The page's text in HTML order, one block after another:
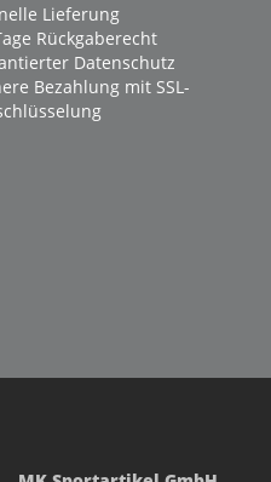
Lieferung
Rückgaberecht
Datenschutz
Bezahlung mit SSL-